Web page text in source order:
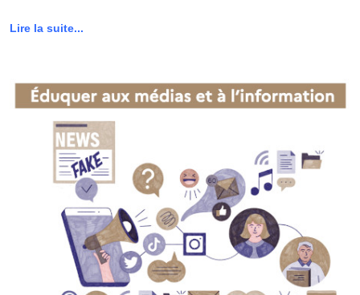
Lire la suite...